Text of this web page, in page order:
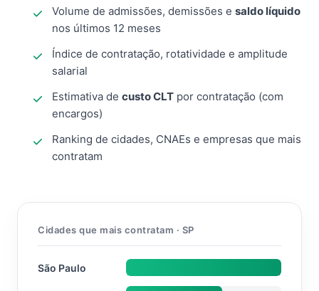
Volume de admissões, demissões e saldo líquido
nos últimos 12 meses
Índice de contratação, rotatividade e amplitude
salarial
Estimativa de custo CLT por contratação (com
encargos)
Ranking de cidades, CNAEs e empresas que mais
contratam
Cidades que mais contratam · SP
São Paulo